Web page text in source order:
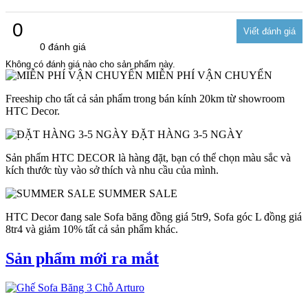
0
0 đánh giá
Không có đánh giá nào cho sản phẩm này.
MIỄN PHÍ VẬN CHUYỂN
Freeship cho tất cả sản phẩm trong bán kính 20km từ showroom
HTC Decor.
ĐẶT HÀNG 3-5 NGÀY
Sản phẩm HTC DECOR là hàng đặt, bạn có thể chọn màu sắc và
kích thước tùy vào sở thích và nhu cầu của mình.
SUMMER SALE
HTC Decor đang sale Sofa băng đồng giá 5tr9, Sofa góc L đồng giá
8tr4 và giảm 10% tất cả sản phẩm khác.
Sản phẩm mới ra mắt